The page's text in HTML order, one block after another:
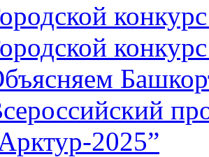
2025”